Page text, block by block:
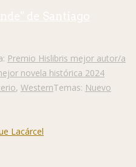
de Santiago
Premio Hislibris mejor autor/a
novela histórica 2024
, WesternTemas: Nuevo